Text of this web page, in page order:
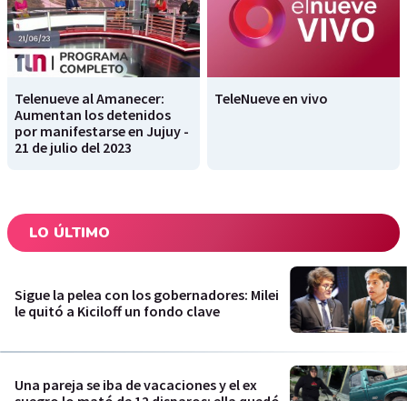
Telenueve al Amanecer:
Aumentan los detenidos
por manifestarse en Jujuy -
21 de julio del 2023
TeleNueve en vivo
LO ÚLTIMO
Sigue la pelea con los gobernadores: Milei
le quitó a Kiciloff un fondo clave
Una pareja se iba de vacaciones y el ex